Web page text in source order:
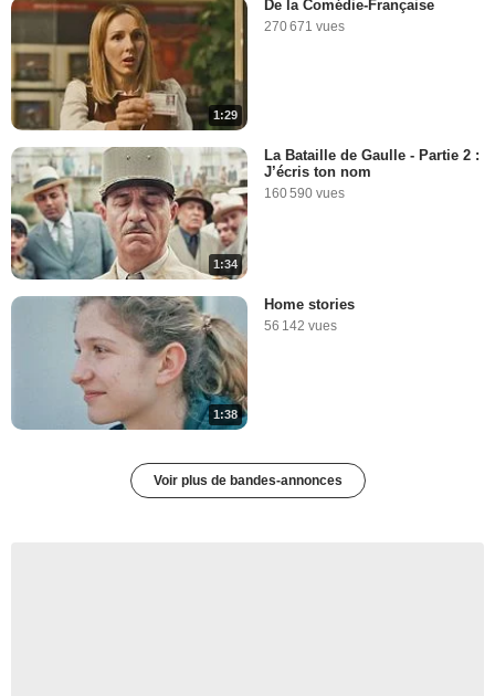
1:29
De la Comédie-Française
270 671 vues
1:34
La Bataille de Gaulle - Partie 2 :
J’écris ton nom
160 590 vues
1:38
Home stories
56 142 vues
Voir plus de bandes-annonces